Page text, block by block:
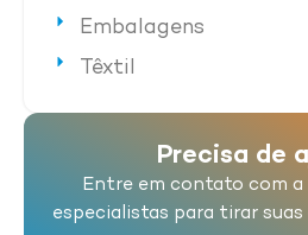
Embalagens
Têxtil
Precisa de
Entre em contato com a
especialistas para tirar